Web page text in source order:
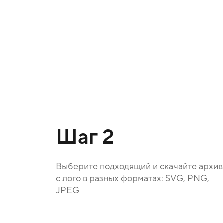
Шаг 2
Выберите подходящий и скачайте архив
с лого в разных форматах: SVG, PNG,
JPEG